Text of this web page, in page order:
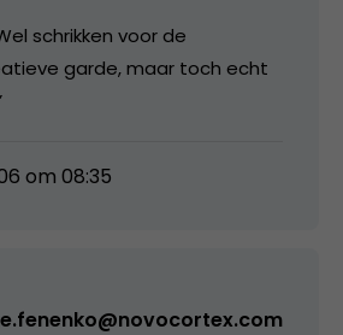
schrikken voor de
garde, maar toch echt
om 08:35